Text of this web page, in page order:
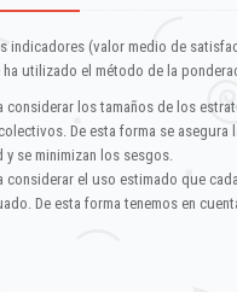
indicadores (valor medio de
utilizado el método de la
considerar los tamaños de los
De esta forma se asegura
y se minimizan los sesgos.
considerar el uso estimado que
De esta forma tenemos en